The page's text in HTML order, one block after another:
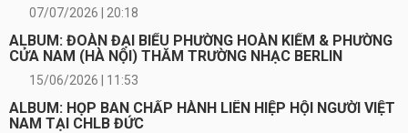
07/07/2026 | 20:18
ALBUM: ĐOÀN ĐẠI BIỂU PHƯỜNG HOÀN KIẾM & PHƯỜNG
CỬA NAM (HÀ NỘI) THĂM TRƯỜNG NHẠC BERLIN
15/06/2026 | 11:53
ALBUM: HỌP BAN CHẤP HÀNH LIÊN HIỆP HỘI NGƯỜI VIỆT
NAM TẠI CHLB ĐỨC